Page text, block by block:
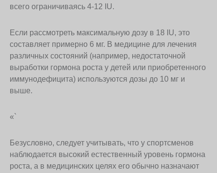
всего ограничиваясь 4-12 IU.
Если рассмотреть максимальную дозу в 18 IU, это
составляет примерно 6 мг. В медицине для лечения
различных состояний (например, недостаточной
выработки гормона роста у детей или приобретенного
иммунодефицита) используются дозы до 10 мг и
выше.
«`
Безусловно, следует учитывать, что у спортсменов
наблюдается высокий естественный уровень гормона
роста, а в медицинских целях его обычно назначают